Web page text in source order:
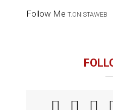
Follow Me T.ONISTAWEB